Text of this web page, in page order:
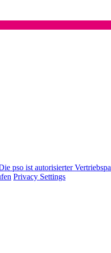
pso ist autorisierter
Privacy Settings